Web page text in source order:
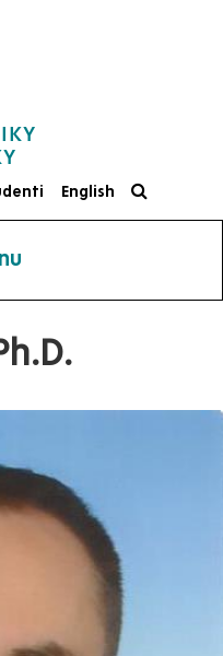
English